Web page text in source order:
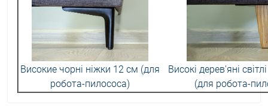
Високие чорні ніжки 12 см (для
робота-пилососа)
Високі дерев'яні
(для робота-